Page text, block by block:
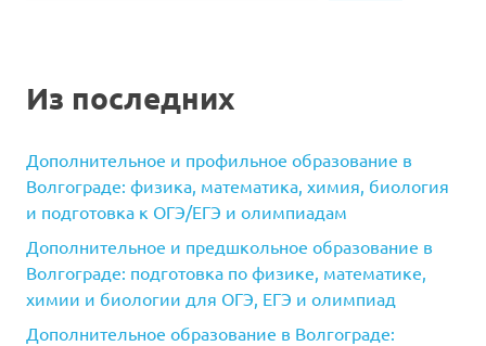
Из последних
Дополнительное и профильное образование в
Волгограде: физика, математика, химия, биология
и подготовка к ОГЭ/ЕГЭ и олимпиадам
Дополнительное и предшкольное образование в
Волгограде: подготовка по физике, математике,
химии и биологии для ОГЭ, ЕГЭ и олимпиад
Дополнительное образование в Волгограде: